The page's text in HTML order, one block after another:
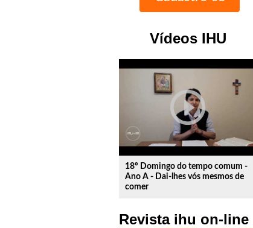
Vídeos IHU
play_circle_outline
18º Domingo do tempo comum -
Ano A - Dai-lhes vós mesmos de
comer
Revista ihu on-line